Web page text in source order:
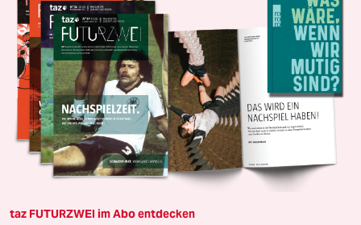
taz FUTURZWEI im Abo entdecken